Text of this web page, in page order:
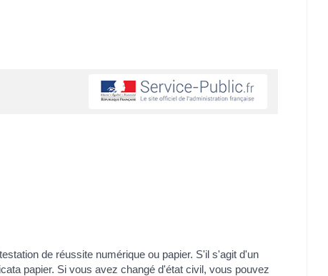
de réussite numérique ou papier. S'il s'agit d'un
papier. Si vous avez changé d'état civil, vous pouvez